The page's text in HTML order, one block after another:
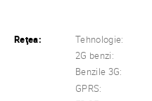
Reţea: Tehnologie:
2G benzi:
Benzile 3G:
GPRS: